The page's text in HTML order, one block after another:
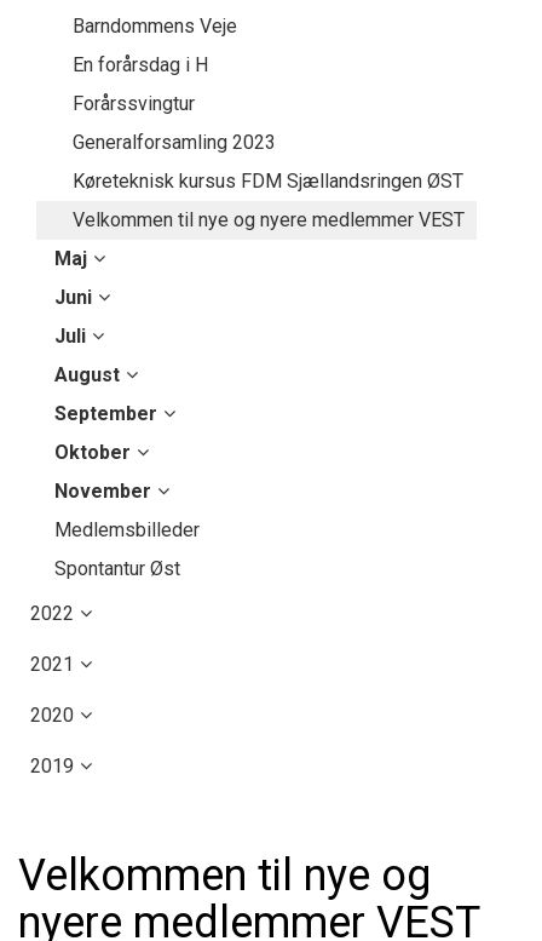
Barndommens Veje
En forårsdag i H
Forårssvingtur
Generalforsamling 2023
Køreteknisk kursus FDM Sjællandsringen ØST
Velkommen til nye og nyere medlemmer VEST
Maj
Juni
Juli
August
September
Oktober
November
Medlemsbilleder
Spontantur Øst
2022
2021
2020
2019
Velkommen til nye og
nyere medlemmer VEST